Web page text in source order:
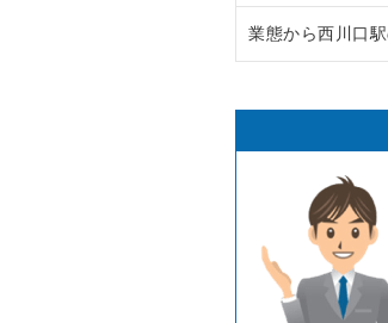
吉川市の飲食
さいたま市浦
さいたま市大
入間市の飲食
越谷市の飲食
埼玉県のラー
埼玉県のイタ
埼玉県の中華
埼玉県のそば
埼玉県の寿司
業態から西川口
西川口駅のテ
西川口駅のカ
西川口駅のバ
西川口駅の居